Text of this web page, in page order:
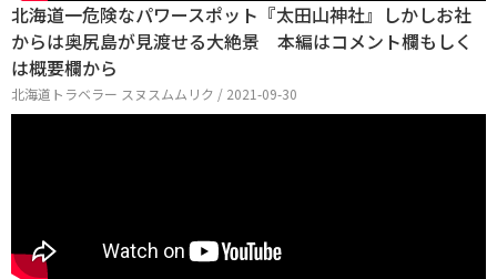
北海道一危険なパワースポット『太田山神社』しかしお社
からは奥尻島が見渡せる大絶景 本編はコメント欄もしく
は概要欄から
北海道トラベラー スヌスムムリク / 2021-09-30